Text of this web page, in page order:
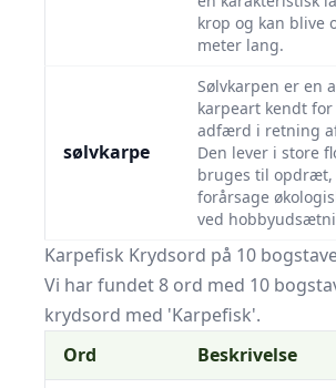
krop og kan blive
meter lang.
sølvkarpe
Sølvkarpen er en
karpeart kendt
adfærd i retning
Den lever i store
bruges til opdræt,
forårsage
ved
Karpefisk Krydsord på 10
Vi har fundet 8 ord med 10
krydsord med 'Karpefisk'.
Ord
Beskrivelse